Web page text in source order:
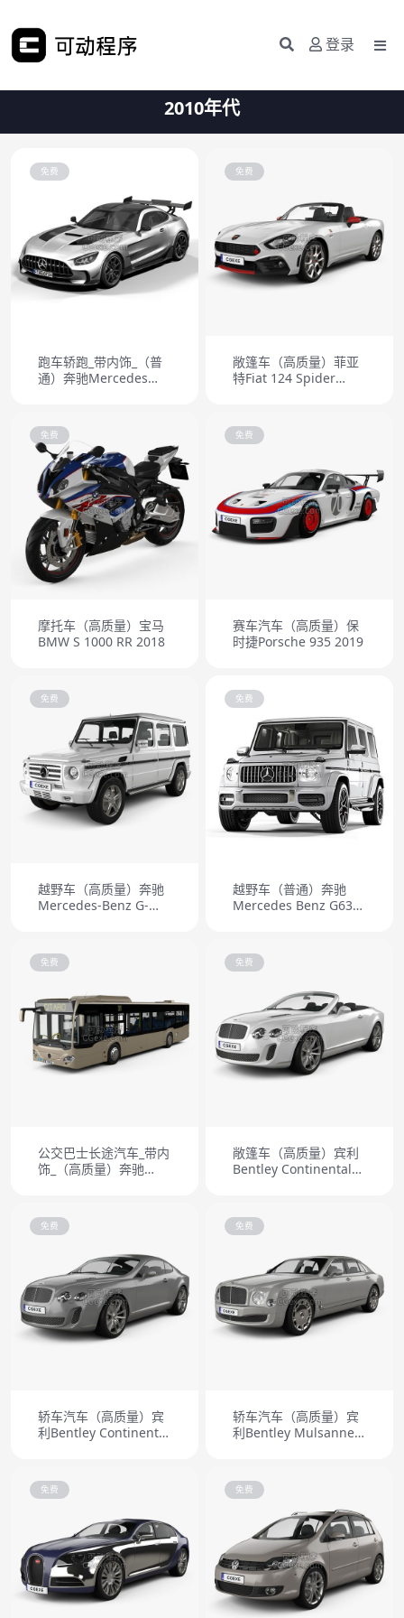
登录
2010年代
免费
跑车轿跑_带内饰_（普
通）奔驰Mercedes
免费
敞篷车（高质量）菲亚
特Fiat 124 Spider
免费
摩托车（高质量）宝马
BMW S 1000 RR 2018
免费
赛车汽车（高质量）保
时捷Porsche 935 2019
免费
越野车（高质量）奔驰
Mercedes-Benz G-
免费
越野车（普通）奔驰
Mercedes Benz G63
免费
公交巴士长途汽车_带内
饰_（高质量）奔驰
HQinterior 2011
免费
敞篷车（高质量）宾利
Bentley Continental
免费
轿车汽车（高质量）宾
利Bentley Continental
免费
轿车汽车（高质量）宾
利Bentley Mulsanne
免费 免费